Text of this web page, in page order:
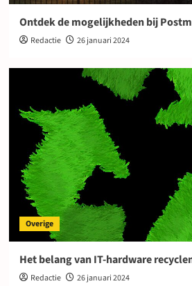
Ontdek de mogelijkheden bij
Redactie 26 januari 2024
Overige
Het belang van IT-hardware
Redactie 26 januari 2024